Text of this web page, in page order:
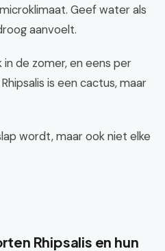
Geef water als
aanvoelt.
de zomer, en eens per
is een cactus, maar
wordt, maar ook niet elke
Rhipsalis en hun